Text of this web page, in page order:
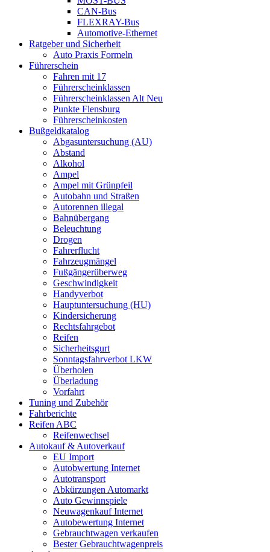
CAN-Bus
FLEXRAY-Bus
Automotive-Ethernet
Ratgeber und Sicherheit
Auto Praxis Formeln
Führerschein
Fahren mit 17
Führerscheinklassen
Führerscheinklassen Alt Neu
Punkte Flensburg
Führerscheinkosten
Bußgeldkatalog
Abgasuntersuchung (AU)
Abstand
Alkohol
Ampel
Ampel mit Grünpfeil
Autobahn und Straßen
Autorennen illegal
Bahnübergang
Beleuchtung
Drogen
Fahrerflucht
Fahrzeugmängel
Fußgängerüberweg
Geschwindigkeit
Handyverbot
Hauptuntersuchung (HU)
Kindersicherung
Rechtsfahrgebot
Reifen
Sicherheitsgurt
Sonntagsfahrverbot LKW
Überholen
Überladung
Vorfahrt
Tuning und Zubehör
Fahrberichte
Reifen ABC
Reifenwechsel
Autokauf & Autoverkauf
EU Import
Autobwertung Internet
Autotransport
Abkürzungen Automarkt
Auto Gewinnspiele
Neuwagenkauf Internet
Autobewertung Internet
Gebrauchtwagen verkaufen
Bester Gebrauchtwagenpreis